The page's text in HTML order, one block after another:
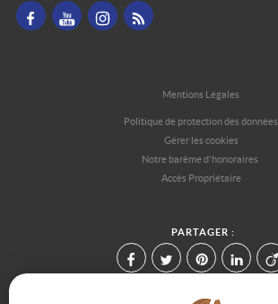
Mentions Légales
Politique de protection des données
Gérer les cookies
Notre barème d'honoraires
Accès Propriétaire
PARTAGER :